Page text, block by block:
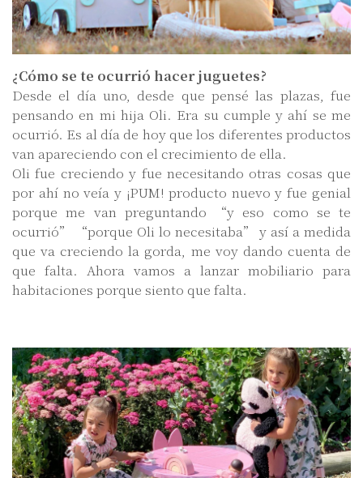
¿Cómo se te ocurrió hacer juguetes?
Desde el día uno, desde que pensé las plazas, fue
pensando en mi hija Oli. Era su cumple y ahí se me
ocurrió. Es al día de hoy que los diferentes productos
van apareciendo con el crecimiento de ella.
Oli fue creciendo y fue necesitando otras cosas que
por ahí no veía y ¡PUM! producto nuevo y fue genial
porque me van preguntando “y eso como se te
ocurrió” “porque Oli lo necesitaba” y así a medida
que va creciendo la gorda, me voy dando cuenta de
que falta. Ahora vamos a lanzar mobiliario para
habitaciones porque siento que falta.